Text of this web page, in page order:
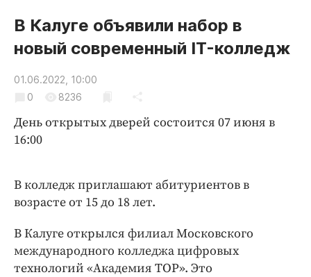
Новости компаний
Статьи
Народные новости
Авто и транспорт
Благоустройство
Недвижимость и ЖКХ
Образование
Погода
Праздники
В Калуге объявили набор в
новый современный IT-колледж
01.06.2022, 10:00
0
8236
День открытых дверей состоится 07 июня в
16:00
В колледж приглашают абитуриентов в
возрасте от 15 до 18 лет.
В Калуге открылся филиал Московского
международного колледжа цифровых
технологий «Академия ТОР». Это